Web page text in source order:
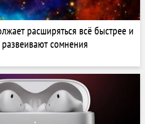
расширяться всё быстрее и
сомнения